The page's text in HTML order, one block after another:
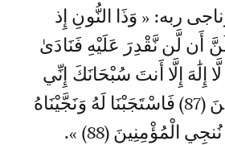
ربه: « وَذَا النُّونِ إِذ
أَن لَّن نَّقْدِرَ عَلَيْهِ فَنَادَىٰ
إِلَٰهَ إِلَّا أَنتَ سُبْحَانَكَ إِنِّي
كُنتُ مِنَ الظَّالِمِينَ (87) فَاسْتَجَبْنَا لَهُ وَنَجَّيْنَاهُ
الْمُؤْمِنِينَ (88) ».